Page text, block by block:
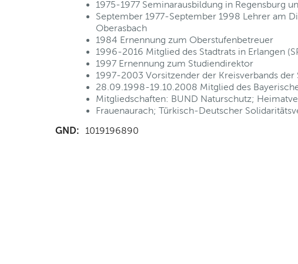
1975-1977 Seminarausbildung in Regensburg
September 1977-September 1998 Lehrer am
Oberasbach
1984 Ernennung zum Oberstufenbetreuer
1996-2016 Mitglied des Stadtrats in Erlangen
1997 Ernennung zum Studiendirektor
1997-2003 Vorsitzender der Kreisverbands der
28.09.1998-19.10.2008 Mitglied des
Mitgliedschaften: BUND Naturschutz;
Frauenaurach; Türkisch-Deutscher
GND: 1019196890